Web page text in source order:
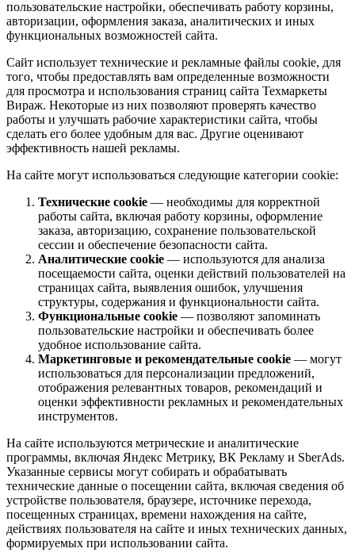
пользовательские настройки, обеспечивать работу корзины,
авторизации, оформления заказа, аналитических и иных
функциональных возможностей сайта.
Сайт использует технические и рекламные файлы cookie, для
того, чтобы предоставлять вам определенные возможности
для просмотра и использования страниц сайта Техмаркеты
Вираж. Некоторые из них позволяют проверять качество
работы и улучшать рабочие характеристики сайта, чтобы
сделать его более удобным для вас. Другие оценивают
эффективность нашей рекламы.
На сайте могут использоваться следующие категории cookie:
Технические cookie — необходимы для корректной
работы сайта, включая работу корзины, оформление
заказа, авторизацию, сохранение пользовательской
сессии и обеспечение безопасности сайта.
Аналитические cookie — используются для анализа
посещаемости сайта, оценки действий пользователей на
страницах сайта, выявления ошибок, улучшения
структуры, содержания и функциональности сайта.
Функциональные cookie — позволяют запоминать
пользовательские настройки и обеспечивать более
удобное использование сайта.
Маркетинговые и рекомендательные cookie — могут
использоваться для персонализации предложений,
отображения релевантных товаров, рекомендаций и
оценки эффективности рекламных и рекомендательных
инструментов.
На сайте используются метрические и аналитические
программы, включая Яндекс Метрику, ВК Рекламу и SberAds.
Указанные сервисы могут собирать и обрабатывать
технические данные о посещении сайта, включая сведения об
устройстве пользователя, браузере, источнике перехода,
посещенных страницах, времени нахождения на сайте,
действиях пользователя на сайте и иных технических данных,
формируемых при использовании сайта.